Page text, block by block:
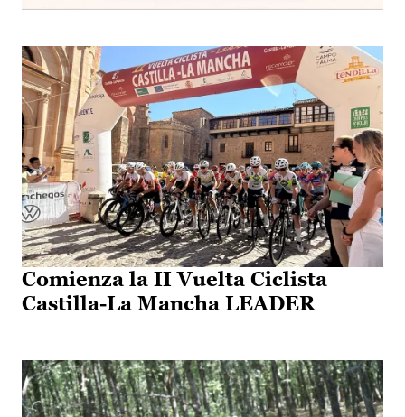
Comienza la II Vuelta Ciclista
Castilla-La Mancha LEADER